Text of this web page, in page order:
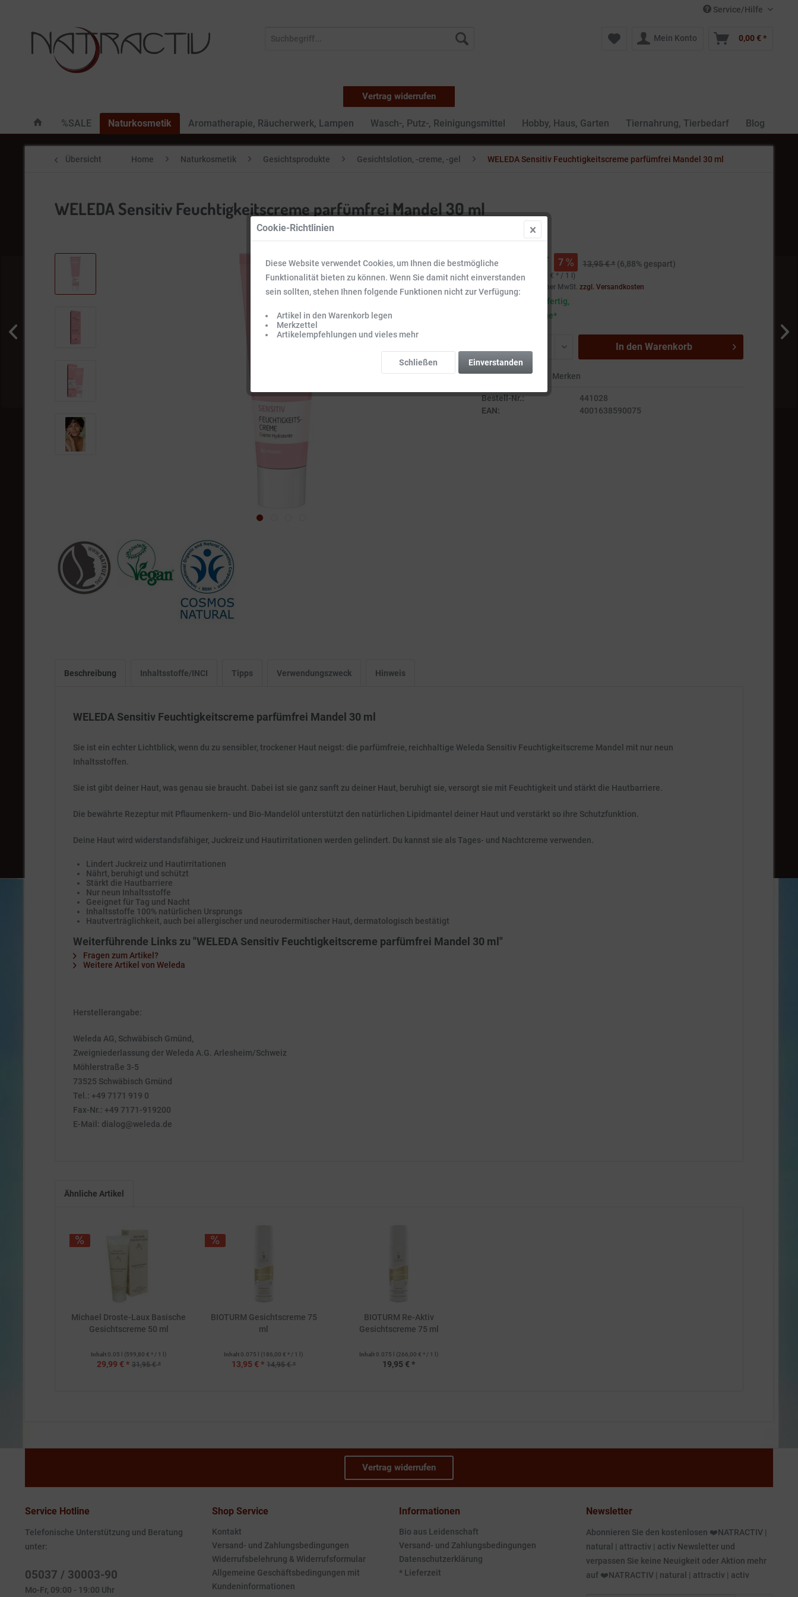
Service/Hilfe
Mein Konto 0,00 € *
Vertrag widerrufen
%SALE Naturkosmetik Aromatherapie, Räucherwerk, Lampen Wasch-, Putz-, Reinigungsmittel Hobby, Haus, Garten Tiernahrung, Tierbedarf Blog
Übersicht Home Naturkosmetik Gesichtsprodukte Gesichtslotion, -creme, -gel WELEDA Sensitiv Feuchtigkeitscreme parfümfrei Mandel 30 ml
WELEDA Sensitiv Feuchtigkeitscreme parfümfrei Mandel 30 ml
12,99 € * 7 13,95 € * (6,88% gespart)
Inhalt:0.03 l (433,00 € * / 1 l)
Preise inkl. gesetzlicher MwSt.zzgl. Versandkosten
Sofort versandfertig,
Lieferzeit 3-5 Tage*
In den Warenkorb
Vergleichen Merken
Bestell-Nr.:
441028
EAN:
4001638590075
Beschreibung Inhaltsstoffe/INCI Tipps Verwendungszweck Hinweis
WELEDA Sensitiv Feuchtigkeitscreme parfümfrei Mandel 30 ml
Sie ist ein echter Lichtblick, wenn du zu sensibler, trockener Haut neigst: die parfümfreie, reichhaltige Weleda Sensitiv Feuchtigkeitscreme Mandel mit nur neun
Inhaltsstoffen.
Sie ist gibt deiner Haut, was genau sie braucht. Dabei ist sie ganz sanft zu deiner Haut, beruhigt sie, versorgt sie mit Feuchtigkeit und stärkt die Hautbarriere.
Die bewährte Rezeptur mit Pflaumenkern- und Bio-Mandelöl unterstützt den natürlichen Lipidmantel deiner Haut und verstärkt so ihre Schutzfunktion.
Deine Haut wird widerstandsfähiger, Juckreiz und Hautirritationen werden gelindert. Du kannst sie als Tages- und Nachtcreme verwenden.
Lindert Juckreiz und Hautirritationen
Nährt, beruhigt und schützt
Stärkt die Hautbarriere
Nur neun Inhaltsstoffe
Geeignet für Tag und Nacht
Inhaltsstoffe 100% natürlichen Ursprungs
Hautverträglichkeit, auch bei allergischer und neurodermitischer Haut, dermatologisch bestätigt
Weiterführende Links zu "WELEDA Sensitiv Feuchtigkeitscreme parfümfrei Mandel 30 ml"
Fragen zum Artikel?
Weitere Artikel von Weleda
Herstellerangabe:
Weleda AG, Schwäbisch Gmünd,
Zweigniederlassung der Weleda A.G. Arlesheim/Schweiz
Möhlerstraße 3-5
73525 Schwäbisch Gmünd
Tel.: +49 7171 919 0
Fax-Nr.: +49 7171-919200
E-Mail: dialog@weleda.de
Ähnliche Artikel
Michael Droste-Laux Basische
Gesichtscreme 50 ml
Inhalt 0.05 l (599,80 € * / 1 l)
29,99 € * 31,95 € *
BIOTURM Gesichtscreme 75
ml
Inhalt 0.075 l (186,00 € * / 1 l)
13,95 € * 14,95 € *
BIOTURM Re-Aktiv
Gesichtscreme 75 ml
Inhalt 0.075 l (266,00 € * / 1 l)
19,95 € *
Vertrag widerrufen
Service Hotline
Telefonische Unterstützung und Beratung
unter:
05037 / 30003-90
Mo-Fr, 09:00 - 19:00 Uhr
Shop Service
Kontakt
Versand- und Zahlungsbedingungen
Widerrufsbelehrung & Widerrufsformular
Allgemeine Geschäftsbedingungen mit
Kundeninformationen
Informationen
Bio aus Leidenschaft
Versand- und Zahlungsbedingungen
Datenschutzerklärung
* Lieferzeit
Newsletter
Abonnieren Sie den kostenlosen ❤️NATRACTIV |
natural | attractiv | activ Newsletter und
verpassen Sie keine Neuigkeit oder Aktion mehr
auf ❤️NATRACTIV | natural | attractiv | activ
Cookie-Richtlinien
Diese Website verwendet Cookies, um Ihnen die bestmögliche
Funktionalität bieten zu können. Wenn Sie damit nicht einverstanden
sein sollten, stehen Ihnen folgende Funktionen nicht zur Verfügung:
Artikel in den Warenkorb legen
Merkzettel
Artikelempfehlungen und vieles mehr
Einverstanden
Schließen